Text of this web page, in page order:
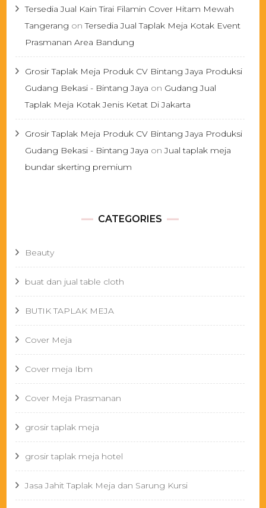
Tersedia Jual Kain Tirai Filamin Cover Hitam Mewah
Tangerang onTersedia Jual Taplak Meja Kotak Event
Prasmanan Area Bandung
Grosir Taplak Meja Produk CV Bintang Jaya Produksi
Gudang Bekasi - Bintang Jaya on Gudang Jual
Taplak Meja Kotak Jenis Ketat Di Jakarta
Grosir Taplak Meja Produk CV Bintang Jaya Produksi
Gudang Bekasi - Bintang Jaya onJual taplak meja
bundar skerting premium
CATEGORIES
Beauty
buat dan jual table cloth
BUTIK TAPLAK MEJA
Cover Meja
Cover meja Ibm
Cover Meja Prasmanan
grosir taplak meja
grosir taplak meja hotel
Jasa Jahit Taplak Meja dan Sarung Kursi